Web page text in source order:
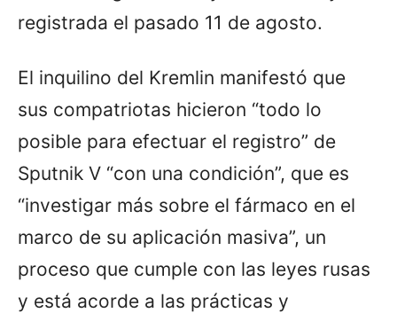
registrada el pasado 11 de agosto.
El inquilino del Kremlin manifestó que
sus compatriotas hicieron “todo lo
posible para efectuar el registro” de
Sputnik V “con una condición”, que es
“investigar más sobre el fármaco en el
marco de su aplicación masiva”, un
proceso que cumple con las leyes rusas
y está acorde a las prácticas y